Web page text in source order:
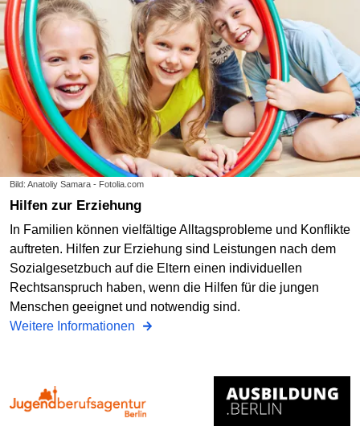
Bild: Anatoliy Samara - Fotolia.com
Hilfen zur Erziehung
In Familien können vielfältige Alltagsprobleme und Konflikte
auftreten. Hilfen zur Erziehung sind Leistungen nach dem
Sozialgesetzbuch auf die Eltern einen individuellen
Rechtsanspruch haben, wenn die Hilfen für die jungen
Menschen geeignet und notwendig sind.
Weitere Informationen